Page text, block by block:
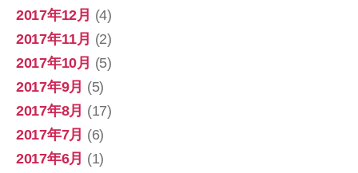
2017年12月 (4)
2017年11月 (2)
2017年10月 (5)
2017年9月 (5)
2017年8月 (17)
2017年7月 (6)
2017年6月 (1)